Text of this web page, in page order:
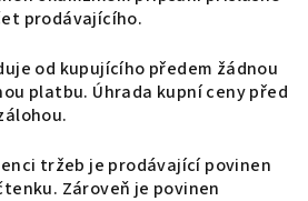
prodávajícího.
od kupujícího předem žádnou
platbu. Úhrada kupní ceny před
tržeb je prodávající povinen
Zároveň je povinen